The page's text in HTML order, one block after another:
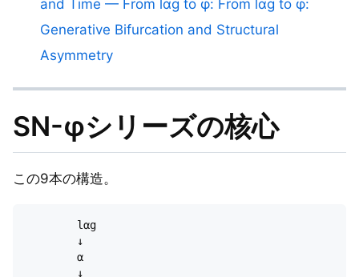
and Time — From lαg to φ: From lαg to φ:
Generative Bifurcation and Structural
Asymmetry
SN-φシリーズの核心
この9本の構造。